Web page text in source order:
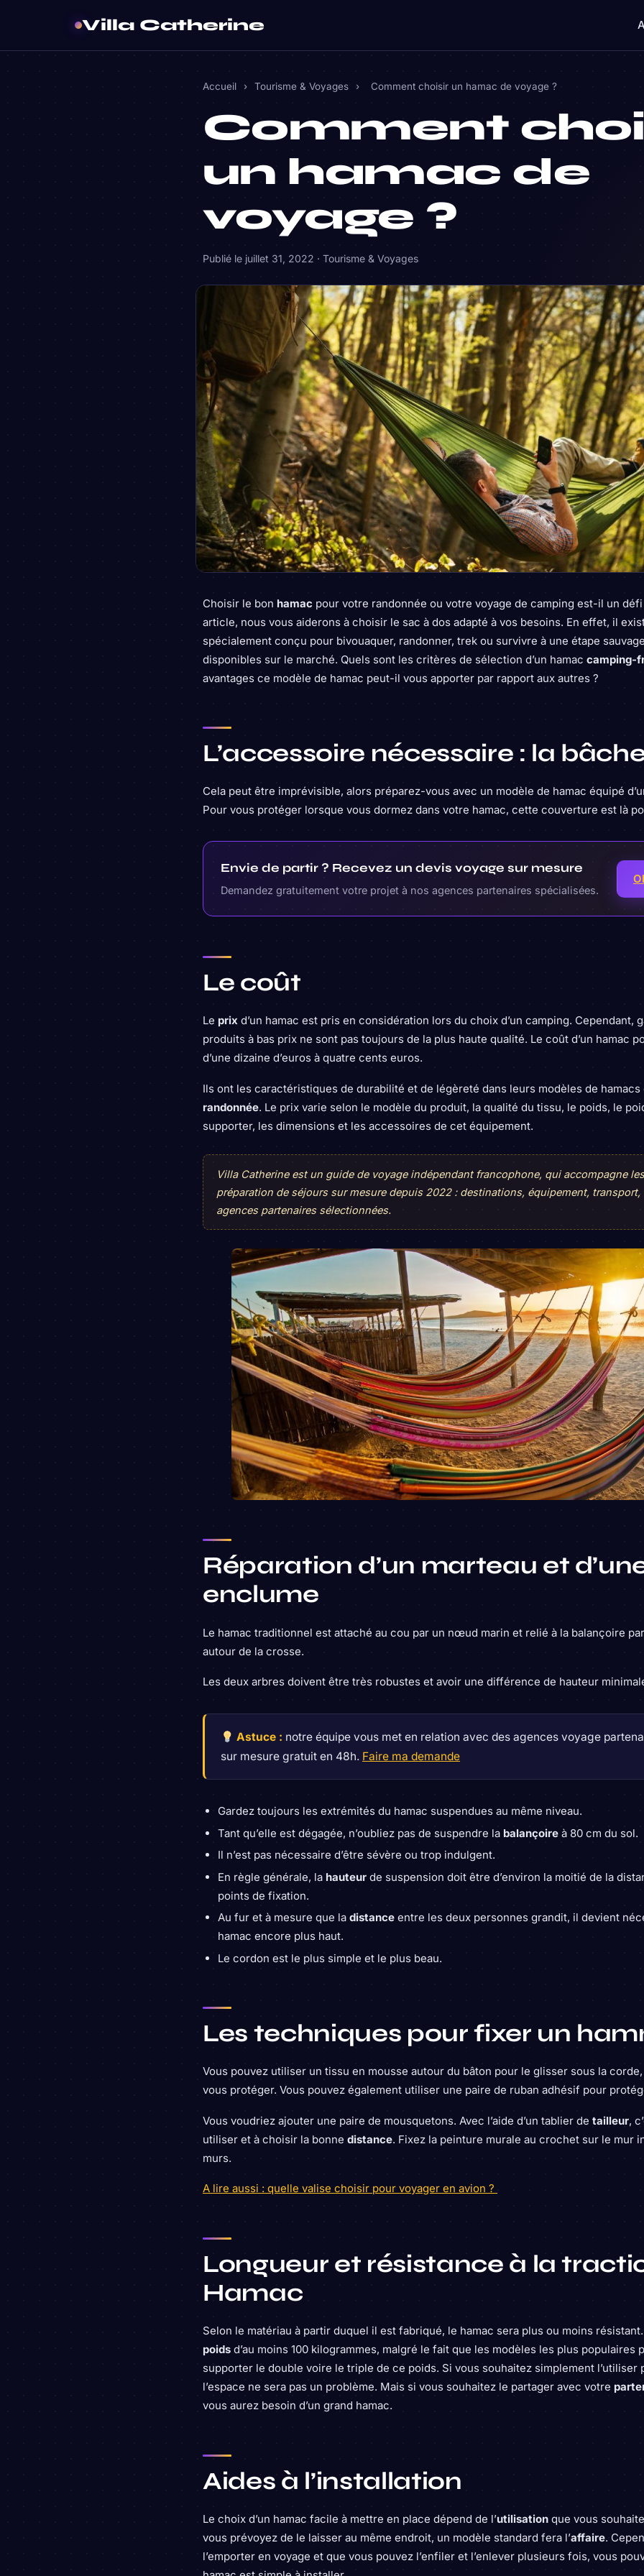
Villa Catherine
Accueil › Tourisme & Voyages › Comment choisir un hamac de voyage ?
Comment
un hamac de
voyage ?
Publié le juillet 31, 2022 · Tourisme & Voyages
Choisir le bon hamac pour votre randonnée ou votre voyage de camping est-il un
article, nous vous aiderons à choisir le sac à dos adapté à vos besoins. En effet, il
spécialement conçu pour bivouaquer, randonner, trek ou survivre à une étape
disponibles sur le marché. Quels sont les critères de sélection d’un hamac camping-
avantages ce modèle de hamac peut-il vous apporter par rapport aux autres ?
L’accessoire nécessaire : la
Cela peut être imprévisible, alors préparez-vous avec un modèle de hamac équipé
Pour vous protéger lorsque vous dormez dans votre hamac, cette couverture est là
Envie de partir ? Recevez un devis voyage sur mesure
Demandez gratuitement votre projet à nos agences partenaires spécialisées.
Le coût
Le prix d’un hamac est pris en considération lors du choix d’un camping. Cependant,
produits à bas prix ne sont pas toujours de la plus haute qualité. Le coût d’un hamac
d’une dizaine d’euros à quatre cents euros.
Ils ont les caractéristiques de durabilité et de légèreté dans leurs modèles de
randonnée. Le prix varie selon le modèle du produit, la qualité du tissu, le poids, le
supporter, les dimensions et les accessoires de cet équipement.
Villa Catherine est un guide de voyage indépendant francophone, qui accompagne
préparation de séjours sur mesure depuis 2022 : destinations, équipement, transport,
agences partenaires sélectionnées.
Réparation d’un marteau et
enclume
Le hamac traditionnel est attaché au cou par un nœud marin et relié à la balançoire
autour de la crosse.
Les deux arbres doivent être très robustes et avoir une différence de hauteur
Astuce : notre équipe vous met en relation avec des agences voyage
sur mesure gratuit en 48h. Faire ma demande
Gardez toujours les extrémités du hamac suspendues au même niveau.
Tant qu’elle est dégagée, n’oubliez pas de suspendre la balançoire à 80 cm du sol.
Il n’est pas nécessaire d’être sévère ou trop indulgent.
En règle générale, la hauteur de suspension doit être d’environ la moitié de la
points de fixation.
Au fur et à mesure que la distance entre les deux personnes grandit, il devient
hamac encore plus haut.
Le cordon est le plus simple et le plus beau.
Les techniques pour fixer un
Vous pouvez utiliser un tissu en mousse autour du bâton pour le glisser sous la
vous protéger. Vous pouvez également utiliser une paire de ruban adhésif pour
Vous voudriez ajouter une paire de mousquetons. Avec l’aide d’un tablier de tailleur,
utiliser et à choisir la bonne distance. Fixez la peinture murale au crochet sur le mur
murs.
A lire aussi : quelle valise choisir pour voyager en avion ?
Longueur et résistance à la
Hamac
Selon le matériau à partir duquel il est fabriqué, le hamac sera plus ou moins
poids d’au moins 100 kilogrammes, malgré le fait que les modèles les plus populaires
supporter le double voire le triple de ce poids. Si vous souhaitez simplement l’utiliser
l’espace ne sera pas un problème. Mais si vous souhaitez le partager avec votre
vous aurez besoin d’un grand hamac.
Aides à l’installation
Le choix d’un hamac facile à mettre en place dépend de l’utilisation que vous
vous prévoyez de le laisser au même endroit, un modèle standard fera l’affaire.
l’emporter en voyage et que vous pouvez l’enfiler et l’enlever plusieurs fois, vous